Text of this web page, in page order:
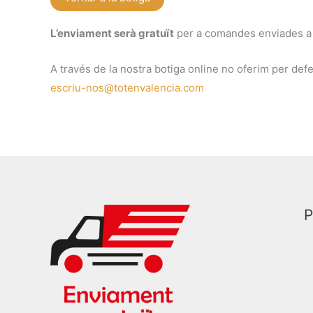
L’enviament serà gratuït per a comandes enviades a
A través de la nostra botiga online no oferim per
escriu-nos@totenvalencia.com